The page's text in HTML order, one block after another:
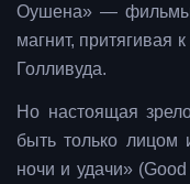
Оушена» — фильмы,
магнит, притягивая
Голливуда.
Но настоящая
быть только лицом
ночи и удачи»